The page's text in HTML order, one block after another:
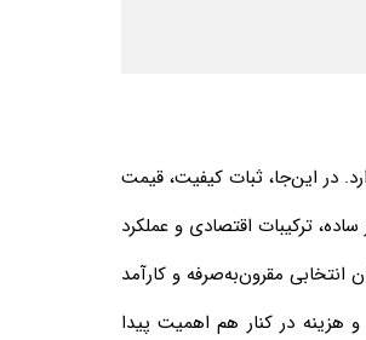
در این‌جا، ثبات کیفیت، قیمت
ترکیبات اقتصادی و عملکرد
انتخابی مقرون‌به‌صرفه و کارآمد
هزینه در کنار هم اهمیت پیدا